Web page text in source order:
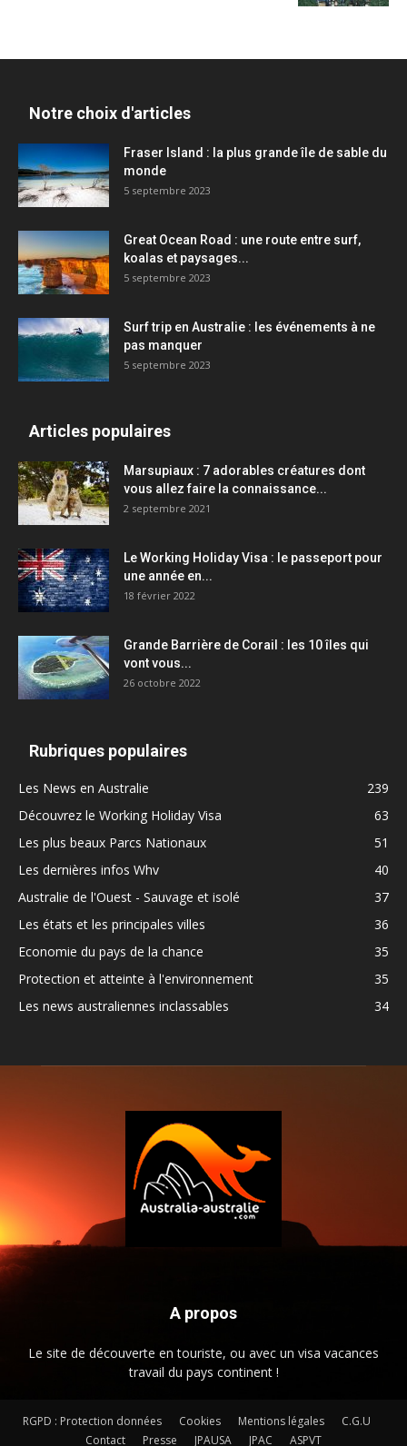
Notre choix d'articles
Fraser Island : la plus grande île de sable du
monde
5 septembre 2023
Great Ocean Road : une route entre surf,
koalas et paysages...
5 septembre 2023
Surf trip en Australie : les événements à ne
pas manquer
5 septembre 2023
Articles populaires
Marsupiaux : 7 adorables créatures dont
vous allez faire la connaissance...
2 septembre 2021
Le Working Holiday Visa : le passeport pour
une année en...
18 février 2022
Grande Barrière de Corail : les 10 îles qui
vont vous...
26 octobre 2022
Rubriques populaires
Les News en Australie
239
Découvrez le Working Holiday Visa
63
Les plus beaux Parcs Nationaux
51
Les dernières infos Whv
40
Australie de l'Ouest - Sauvage et isolé
37
Les états et les principales villes
36
Economie du pays de la chance
35
Protection et atteinte à l'environnement
35
Les news australiennes inclassables
34
A propos
Le site de découverte en touriste, ou avec un visa vacances
travail du pays continent !
RGPD : Protection données Cookies Mentions légales
C.G.U
Contact
Presse JPAUSA JPAC ASPVT